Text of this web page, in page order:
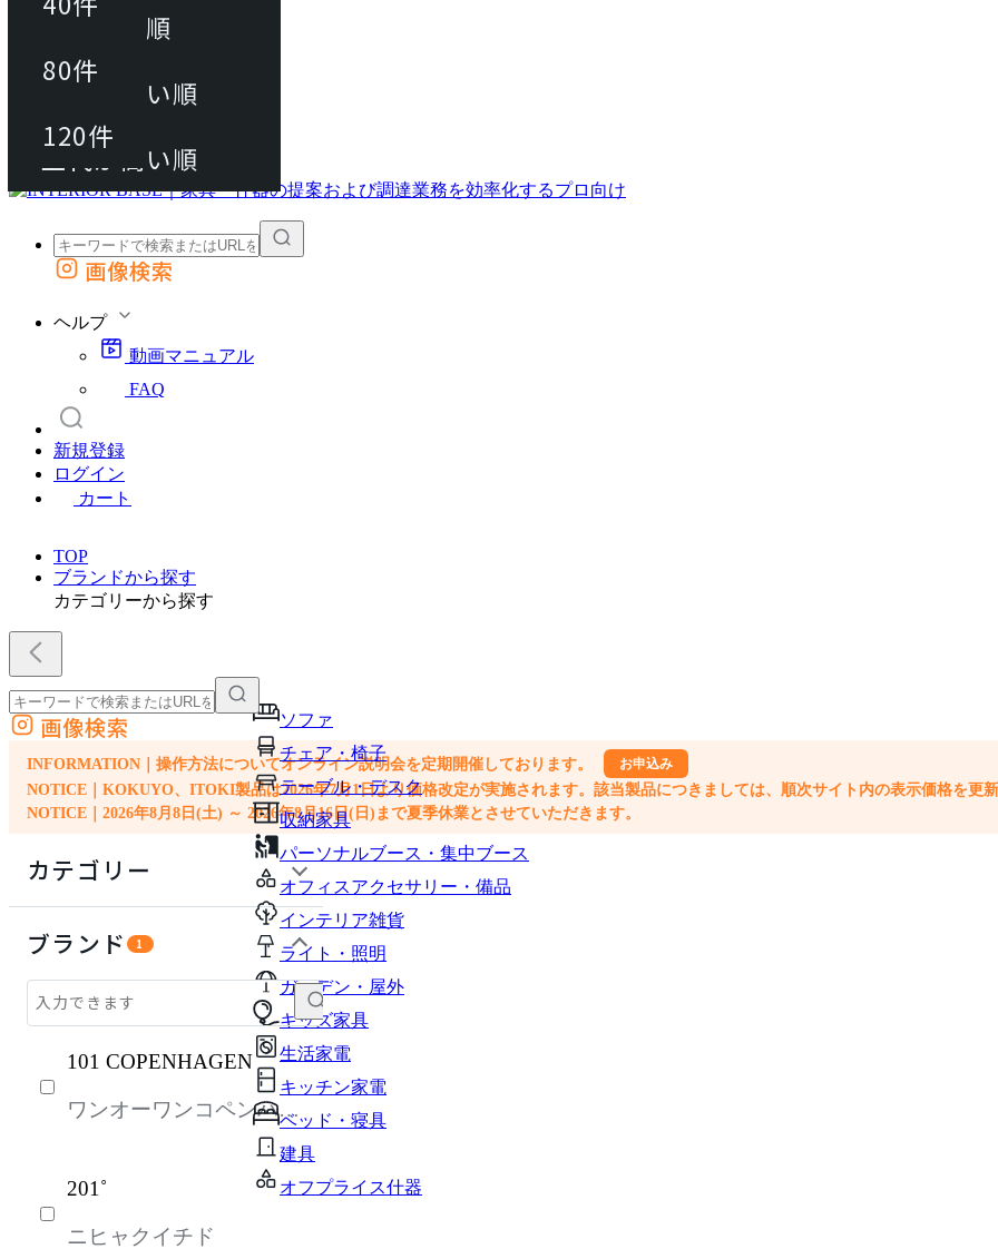
動画マニュアル
FAQ
カート
外部サイトの商品をカートに追加
画像検索
ヘルプ
動画マニュアル
FAQ
新規登録
ログイン
カート
TOP
ブランドから探す
カテゴリーから探す
ソファ
チェア・椅子
テーブル・デスク
収納家具
パーソナルブース・集中ブース
オフィスアクセサリー・備品
インテリア雑貨
ライト・照明
ガーデン・屋外
キッズ家具
生活家電
キッチン家電
ベッド・寝具
建具
オフプライス什器
外部サイトの商品をカートに追加
他のサイトで見つけた商品ページのURLを貼り付けて、カートに追加できます
画像検索
INFORMATION｜操作方法についてオンライン説明会を定期開催しております。 お申込み
NOTICE｜KOKUYO、ITOKI製品は2026年7月1日より価格改定が実施されます。該当製品につきましては、順次サイト内の表示価格を更新
NOTICE｜2026年8月8日(土) ～ 2026年8月16日(日)まで夏季休業とさせていただきます。
カテゴリー
ソファ
チェア・椅子
インテリア雑貨
ライト・照明
ブランド 1
101 COPENHAGEN
ワンオーワンコペンハー
201˚
ニヒャクイチド
80件
120件
おすすめ順
上代が安い順
上代が高い順
80件
120件